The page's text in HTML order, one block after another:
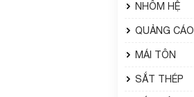
NHÔM HỆ
QUẢNG CÁO
MÁI TÔN
SẮT THÉP